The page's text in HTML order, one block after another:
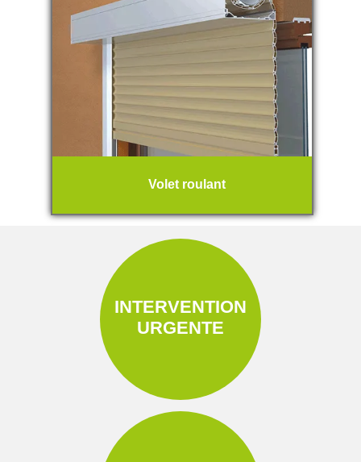
Volet roulant
INTERVENTION
URGENTE